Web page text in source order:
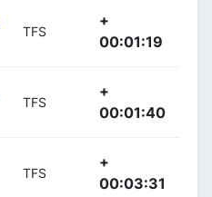
TFS
+
00:01:19
TFS
+
00:01:40
TFS
+
00:03:31